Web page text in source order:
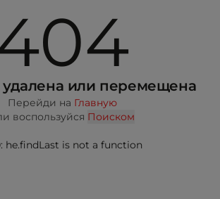
удалена или перемещена
Перейди на Главную
воспользуйся Поиском
he.findLast is not a function